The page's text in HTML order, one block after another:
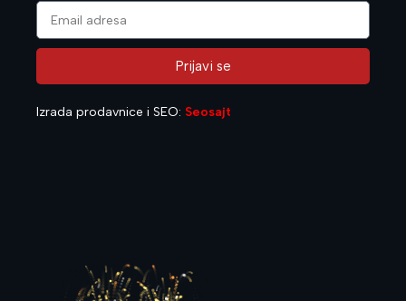
Prijavi se
Izrada prodavnice i SEO: Seosajt